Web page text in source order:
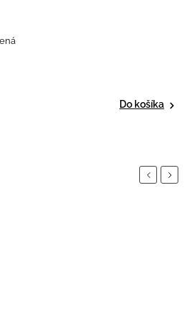
Do košíka
Previous
Next